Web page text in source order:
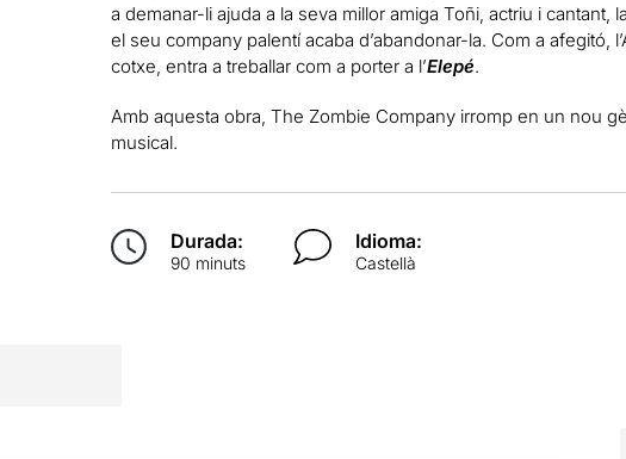
a demanar-li ajuda a la seva millor amiga Toñi, actriu i cantant,
el seu company palentí acaba d’abandonar-la. Com a afegitó,
cotxe, entra a treballar com a porter a l’Elepé.
Amb aquesta obra, The Zombie Company irromp en un nou
musical.
Durada:
90 minuts
Idioma:
Castellà